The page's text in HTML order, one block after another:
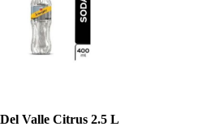
Del Valle Citrus 2.5 L